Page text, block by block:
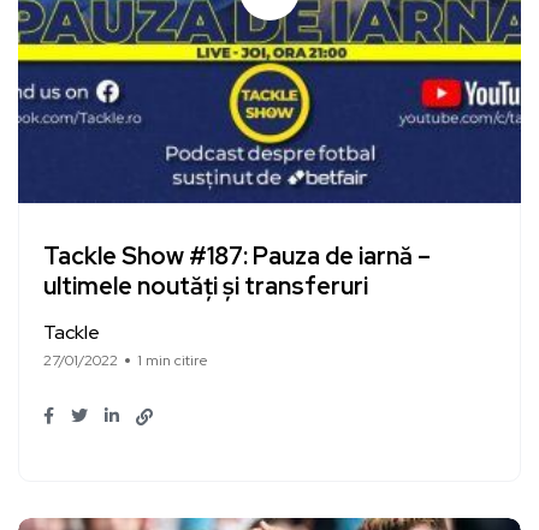
Tackle Show #187: Pauza de iarnă –
ultimele noutăți și transferuri
Tackle
27/01/2022 1 min citire